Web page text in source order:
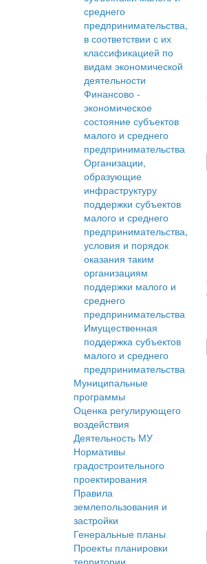
среднего
предпринимательства,
в соответствии с их
классификацией по
видам экономической
деятельности
Финансово -
экономическое
состояние субъектов
малого и среднего
предпринимательства
Организации,
образующие
инфраструктуру
поддержки субъектов
малого и среднего
предпринимательства,
условия и порядок
оказания таким
организациям
поддержки малого и
среднего
предпринимательства
Имущественная
поддержка субъектов
малого и среднего
предпринимательства
Муниципальные
программы
Оценка регулирующего
воздействия
Деятельность МУ
Нормативы
градостроительного
проектирования
Правила
землепользования и
застройки
Генеральные планы
Проекты планировки